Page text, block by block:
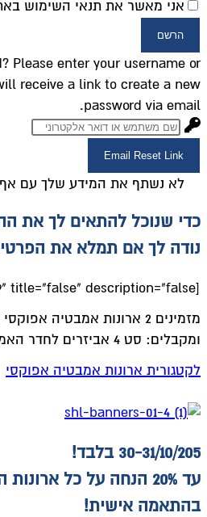
אני מאשר את תנאי השימוש
הרשם
Please enter your username or
receive a link to create a new
password via email.
Email Reset Link
לא נשתף את המידע שלך עם אף
כדי שנוכל להתאים לך את
נודה לך אם תמלא את
[gravityform id="9" title="false" description="false"]
ומקבלים: סט 4 אביזרים לחדר האמבטיה בשווי 786 ש"ח!
לקטגורית ארונות אמבטיה אפוקסי
30-31/10/205 בלבד!
עד 20% הנחה על כל
בהתאמה אישית!